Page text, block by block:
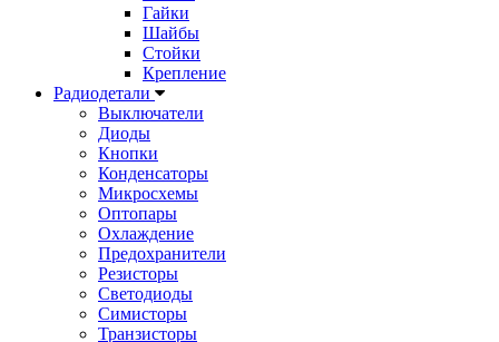
Гайки
Шайбы
Стойки
Крепление
Радиодетали
Выключатели
Диоды
Кнопки
Конденсаторы
Микросхемы
Оптопары
Охлаждение
Предохранители
Резисторы
Светодиоды
Симисторы
Транзисторы